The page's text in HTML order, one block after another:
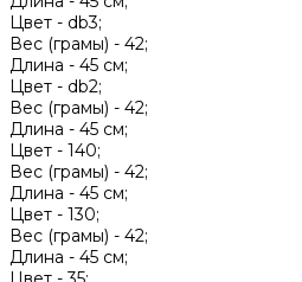
Цвет - db3;
Вес (грамы) - 42;
Длина - 45 см;
Цвет - db2;
Вес (грамы) - 42;
Длина - 45 см;
Цвет - 140;
Вес (грамы) - 42;
Длина - 45 см;
Цвет - 130;
Вес (грамы) - 42;
Длина - 45 см;